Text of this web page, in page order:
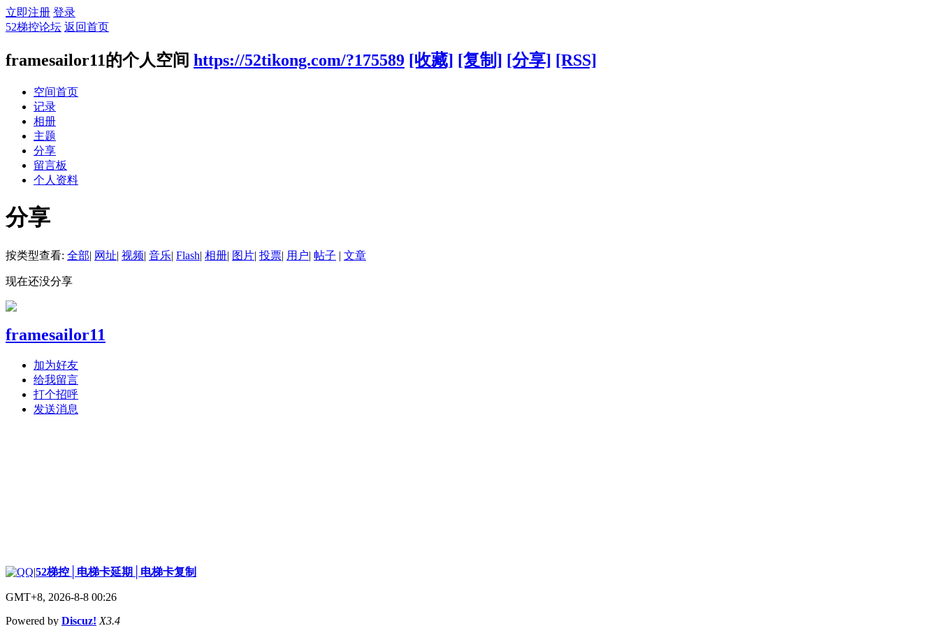
立即注册 登录
52梯控论坛 返回首页
framesailor11的个人空间 https://52tikong.com/?175589 [收藏] [复制] [分享] [RSS]
空间首页
记录
相册
主题
分享
留言板
个人资料
分享
按类型查看: 全部| 网址| 视频| 音乐| Flash| 相册| 图片| 投票| 用户| 帖子 | 文章
现在还没分享
framesailor11
加为好友
给我留言
打个招呼
发送消息
|52梯控│电梯卡延期│电梯卡复制
GMT+8, 2026-8-8 00:26
Powered by Discuz! X3.4